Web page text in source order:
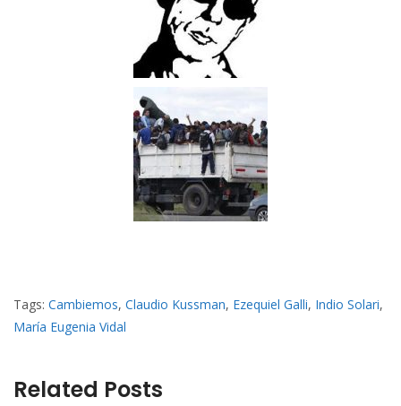
Tags: Cambiemos, Claudio Kussman, Ezequiel Galli, Indio Solari,
María Eugenia Vidal
Related Posts